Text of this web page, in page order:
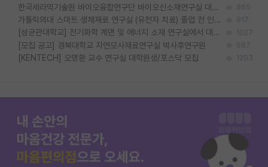
한국세라믹기술원 바이오융합연구단 바이오신소재연구실 대학원생/학부인턴 모집 865
가톨릭의대 스마트 생체재료 연구실 (유전자 치료) 졸업 전 인턴 및 대학원생 모집 917
[성균관대학교] 전기화학 계면 및 에너지 소재 연구실에서 대학원생을 모집합니다. 1027
[모집 공고] 경북대학교 자연모사재료연구실 박사후연구원 687
[KENTECH] 오명환 교수 연구실 대학원생/포스닥 모집 1203